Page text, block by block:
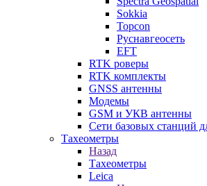
Sokkia
Topcon
Руснавгеосеть
EFT
RTK роверы
RTK комплекты
GNSS антенны
Модемы
GSM и УКВ антенны
Сети базовых станций
Тахеометры
Назад
Тахеометры
Leica